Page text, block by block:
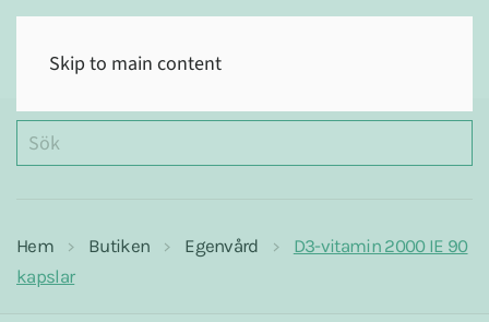
Skip to main content
Hem Butiken Egenvård
D3-vitamin 2000 IE 90
kapslar